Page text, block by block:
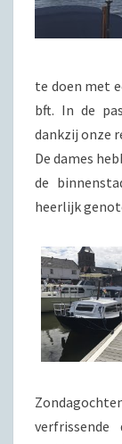
te doen met
bft. In de
dankzij onze
De dames
de
heerlijk